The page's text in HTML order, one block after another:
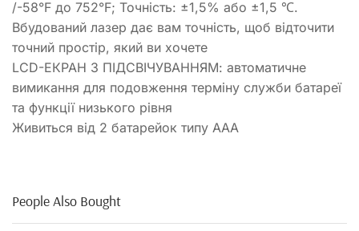
/-58°F до 752°F; Точність: ±1,5% або ±1,5 ℃.
Вбудований лазер дає вам точність, щоб відточити
точний простір, який ви хочете
LCD-ЕКРАН З ПІДСВІЧУВАННЯМ: автоматичне
вимикання для подовження терміну служби батареї
та функції низького рівня
Живиться від 2 батарейок типу AAA
People Also Bought